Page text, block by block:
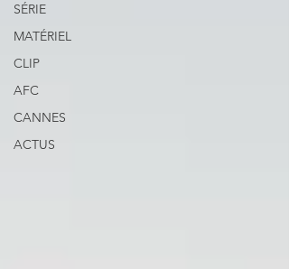
SÉRIE
MATÉRIEL
CLIP
AFC
CANNES
ACTUS